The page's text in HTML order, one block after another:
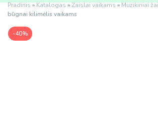
Pradinis»Katalogas»Žaislai vaikams»Muzikiniai
būgnai kilimėlis vaikams
-40%